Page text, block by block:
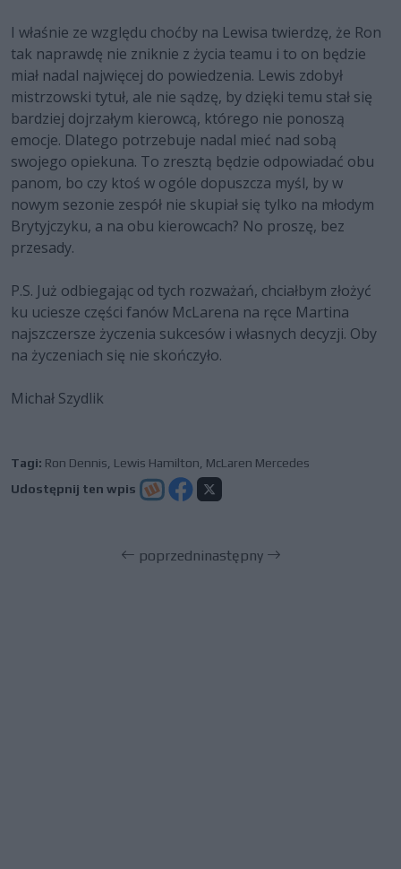
I właśnie ze względu choćby na Lewisa twierdzę, że Ron
tak naprawdę nie zniknie z życia teamu i to on będzie
miał nadal najwięcej do powiedzenia. Lewis zdobył
mistrzowski tytuł, ale nie sądzę, by dzięki temu stał się
bardziej dojrzałym kierowcą, którego nie ponoszą
emocje. Dlatego potrzebuje nadal mieć nad sobą
swojego opiekuna. To zresztą będzie odpowiadać obu
panom, bo czy ktoś w ogóle dopuszcza myśl, by w
nowym sezonie zespół nie skupiał się tylko na młodym
Brytyjczyku, a na obu kierowcach? No proszę, bez
przesady.
P.S. Już odbiegając od tych rozważań, chciałbym złożyć
ku uciesze części fanów McLarena na ręce Martina
najszczersze życzenia sukcesów i własnych decyzji. Oby
na życzeniach się nie skończyło.
Michał Szydlik
Tagi: Ron Dennis Lewis Hamilton McLaren Mercedes
Udostępnij ten wpis
poprzedninastępny